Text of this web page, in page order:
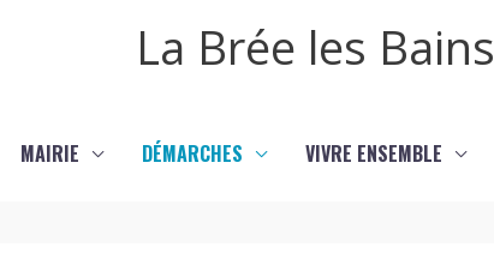
La Brée les Bains
MAIRIE DÉMARCHES VIVRE ENSEMBLE